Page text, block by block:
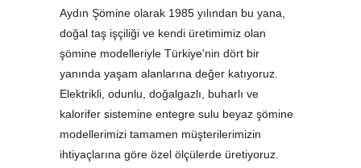
Aydın Şömine olarak 1985 yılından bu yana,
doğal taş işçiliği ve kendi üretimimiz olan
şömine modelleriyle Türkiye'nin dört bir
yanında yaşam alanlarına değer katıyoruz.
Elektrikli, odunlu, doğalgazlı, buharlı ve
kalorifer sistemine entegre sulu beyaz şömine
modellerimizi tamamen müşterilerimizin
ihtiyaçlarına göre özel ölçülerde üretiyoruz.